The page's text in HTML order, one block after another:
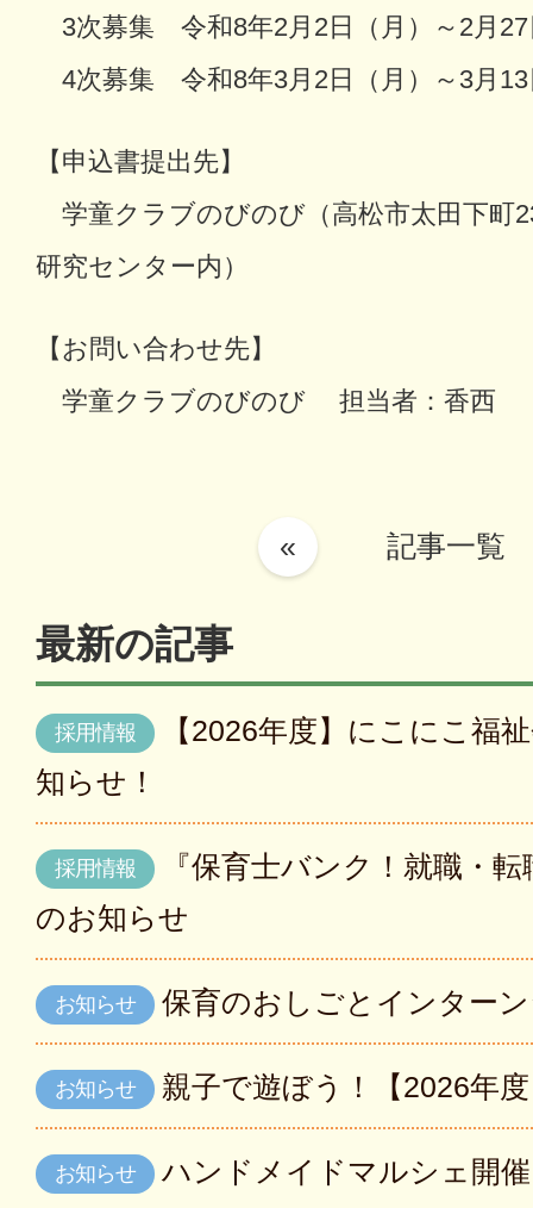
3次募集 令和8年2月2日（月）～2月27
4次募集 令和8年3月2日（月）～3月13
【申込書提出先】
学童クラブのびのび（高松市太田下町
研究センター内）
【お問い合わせ先】
学童クラブのびのび 担当者：香西
« 記事一覧
最新の記事
採用情報
【2026年度】にこにこ福
知らせ！
採用情報
『保育士バンク！就職・
のお知らせ
お知らせ 保育のおしごとインター
お知らせ 親子で遊ぼう！【2026年
お知らせ ハンドメイドマルシェ開催